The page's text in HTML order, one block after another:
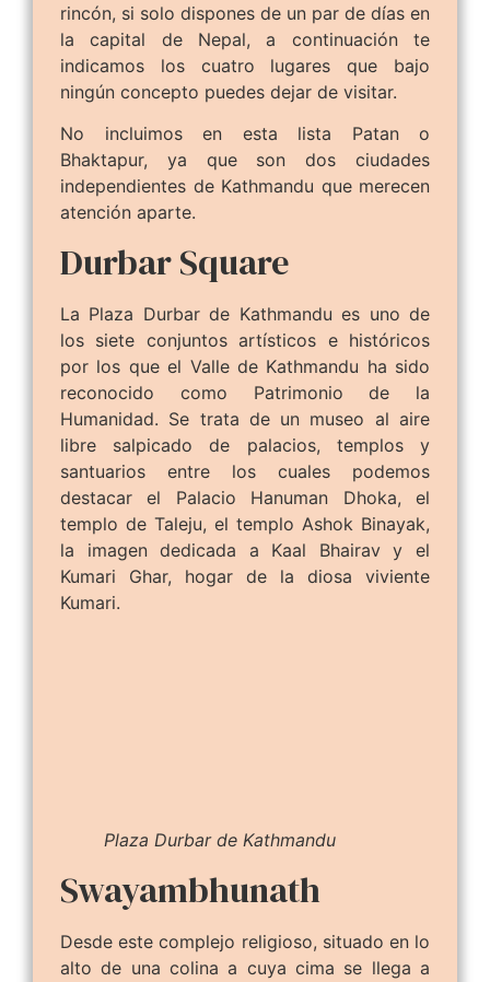
rincón, si solo dispones de un par de días en
la capital de Nepal, a continuación te
indicamos los cuatro lugares que bajo
ningún concepto puedes dejar de visitar.
No incluimos en esta lista Patan o
Bhaktapur, ya que son dos ciudades
independientes de Kathmandu que merecen
atención aparte.
Durbar Square
La Plaza Durbar de Kathmandu es uno de
los siete conjuntos artísticos e históricos
por los que el Valle de Kathmandu ha sido
reconocido como Patrimonio de la
Humanidad. Se trata de un museo al aire
libre salpicado de palacios, templos y
santuarios entre los cuales podemos
destacar el Palacio Hanuman Dhoka, el
templo de Taleju, el templo Ashok Binayak,
la imagen dedicada a Kaal Bhairav y el
Kumari Ghar, hogar de la diosa viviente
Kumari.
Plaza Durbar de Kathmandu
Swayambhunath
Desde este complejo religioso, situado en lo
alto de una colina a cuya cima se llega a